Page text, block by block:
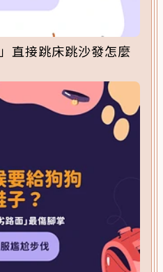
直接跳床跳沙發怎麼